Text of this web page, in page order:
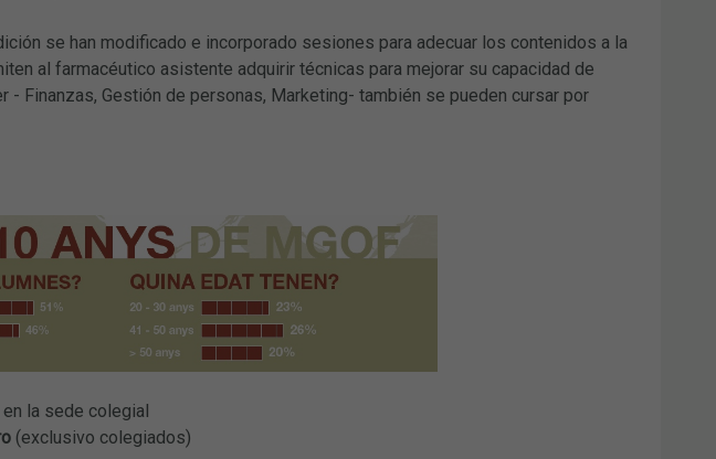
se han modificado e incorporado sesiones para adecuar los contenidos a la
al farmacéutico asistente adquirir técnicas para mejorar su capacidad de
Finanzas, Gestión de personas, Marketing- también se pueden cursar por
la sede colegial
(exclusivo colegiados)